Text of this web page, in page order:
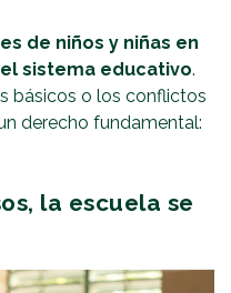
de niños y niñas en
sistema educativo.
básicos o los conflictos
derecho fundamental:
la escuela se